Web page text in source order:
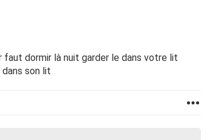
faut dormir là nuit garder le dans votre lit
son lit